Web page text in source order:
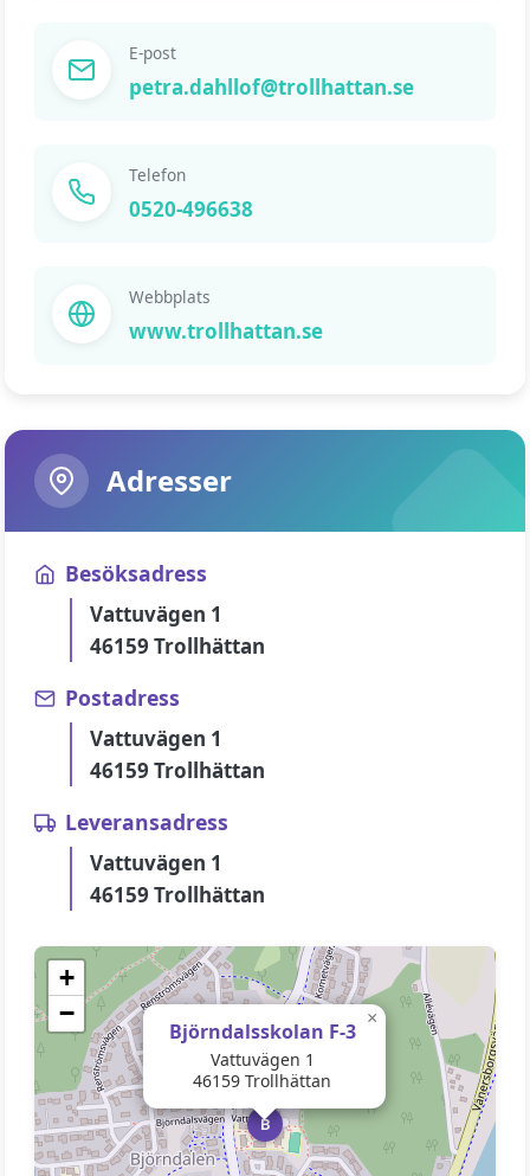
E-post
petra.dahllof@trollhattan.se
Telefon
0520-496638
Webbplats
www.trollhattan.se
Adresser
Besöksadress
Vattuvägen 1
46159 Trollhättan
Postadress
Vattuvägen 1
46159 Trollhättan
Leveransadress
Vattuvägen 1
46159 Trollhättan
B
Björndalsskolan F-3
Vattuvägen 1
46159 Trollhättan
×
+
−